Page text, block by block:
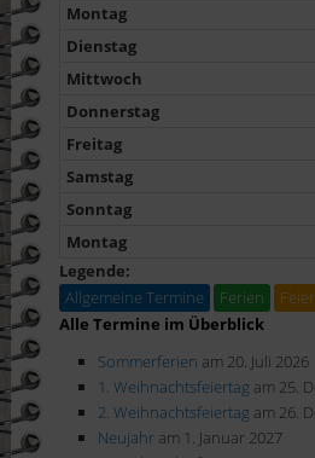
Montag
Dienstag
Mittwoch
Donnerstag
Freitag
Samstag
Sonntag
Montag
Legende:
Allgemeine Termine
Ferien
Alle Termine im Überblick
Sommerferien am 20. Juli 2026
1. Weihnachtsfeiertag am 25.
2. Weihnachtsfeiertag am 26.
Neujahr am 1. Januar 2027